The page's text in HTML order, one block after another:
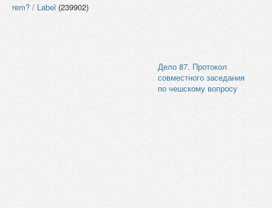
rem? / Label (239902)
Дело 87. Протокол
совместного заседания
по чешскому вопросу